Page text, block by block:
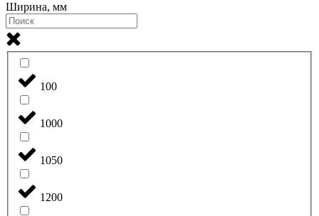
Ширина, мм
100
1000
1050
1200